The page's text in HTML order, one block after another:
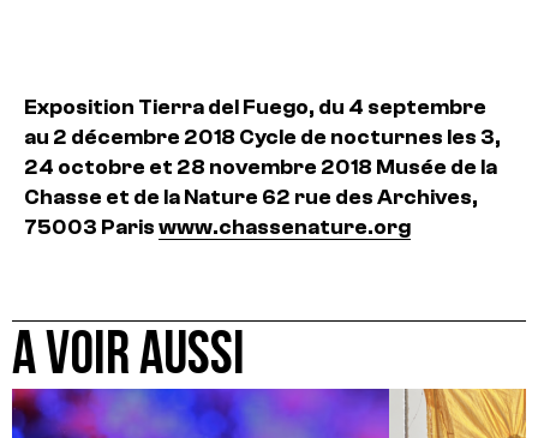
Exposition Tierra del Fuego, du 4 septembre
au 2 décembre 2018 Cycle de nocturnes les 3,
24 octobre et 28 novembre 2018 Musée de la
Chasse et de la Nature 62 rue des Archives,
75003 Paris www.chassenature.org
A VOIR AUSSI